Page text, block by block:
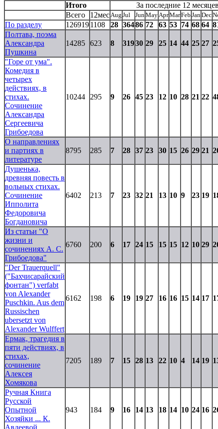
Итого
За последние 12
Всего
12мес Aug Jul Jun May AprMarFeb Jan Dec
По разделу 1269191108 28 36486 72 63 53 74 68 64
Полтава, поэма
Александра
Пушкина
14285 623 8 31930 29 25 14 44 25 27
"Горе от ума".
Комедия в
четырех
действиях, в
стихах.
Сочинение
Александра
Сергеевича
Грибоедова
10244 295 9 26 45 23 12 10 28 21 22
О направлениях
и партиях в
литературе
8795 285 7 28 37 23 30 15 26 29 21
Душенька,
древняя повесть в
вольных стихах.
Сочинение
Ипполита
Федоровича
Богдановича
6402 213 7 23 32 21 13 10 9 23 19
Из статьи "О
жизни и
сочинениях А. С.
Грибоедова"
6760 200 6 17 24 15 15 15 12 10 29
"Der Trauerquell"
("Бахчисарайский
фонтан") verfabt
von Alexander
Puschkin. Aus dem
Russischen
ubersetzt von
Alexander Wulffert
6162 198 6 19 19 27 16 16 15 14 17
Ермак, трагедия в
пяти действиях, в
стихах,
сочинение
Алексея
Хомякова
7205 189 7 15 28 13 22 10 4 14 19
Ручная Книга
Русской
Опытной
Хозяйки ... К.
Авдеевой
943 184 9 16 14 13 18 14 10 24 16